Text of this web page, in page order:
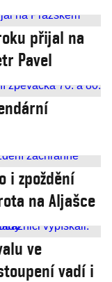
přijal na
Pavel
i zpoždění
na Aljašce
ve
vadí i